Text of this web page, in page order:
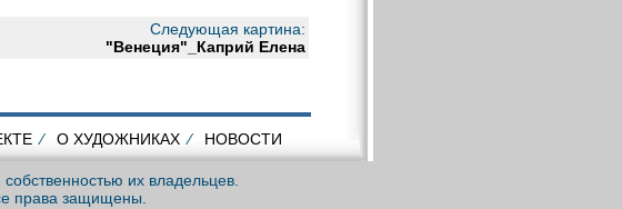
Следующая картина:
"Венеция"_Каприй Елена
⁄ О ХУДОЖНИКАХ ⁄ НОВОСТИ
их владельцев.
права защищены.